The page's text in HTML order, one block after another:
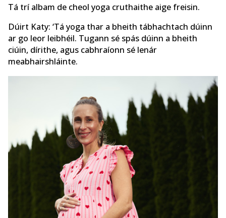
Tá trí albam de cheol yoga cruthaithe aige freisin.
Dúirt Katy: ‘Tá yoga thar a bheith tábhachtach dúinn
ar go leor leibhéil. Tugann sé spás dúinn a bheith
ciúin, dírithe, agus cabhraíonn sé lenár
meabhairshláinte.